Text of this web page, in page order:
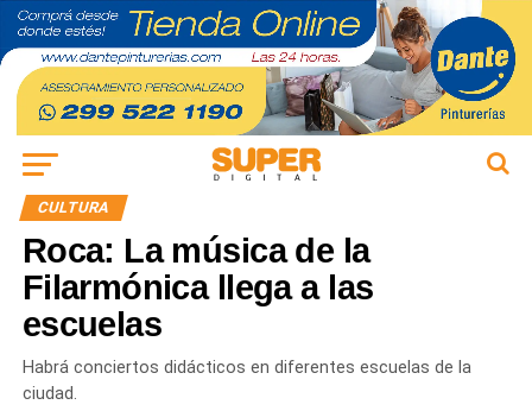
CULTURA
Roca: La música de la
Filarmónica llega a las
escuelas
Habrá conciertos didácticos en diferentes escuelas de la
ciudad.